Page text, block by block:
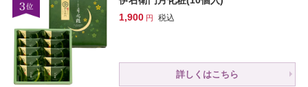
1,900
税込
詳しくはこちら